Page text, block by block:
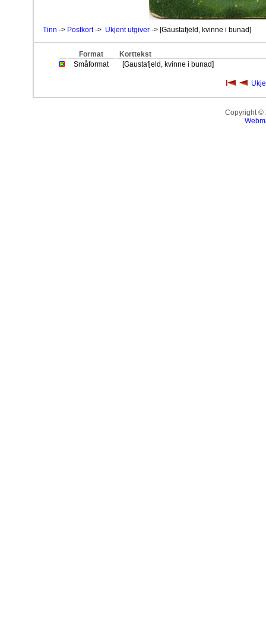
Tinn -> Postkort-> Ukjent utgiver -> [Gaustafjeld, kvinne i bunad]
Format
Korttekst
Småformat
[Gaustafjeld, kvinne i bunad]
Copyright ©